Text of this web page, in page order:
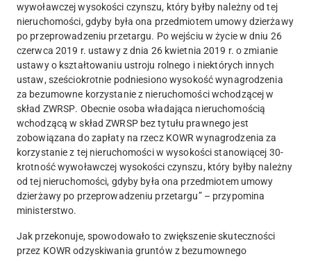
wywoławczej wysokości czynszu, który byłby należny od tej
nieruchomości, gdyby była ona przedmiotem umowy dzierżawy
po przeprowadzeniu przetargu. Po wejściu w życie w dniu 26
czerwca 2019 r. ustawy z dnia 26 kwietnia 2019 r. o zmianie
ustawy o kształtowaniu ustroju rolnego i niektórych innych
ustaw, sześciokrotnie podniesiono wysokość wynagrodzenia
za bezumowne korzystanie z nieruchomości wchodzącej w
skład ZWRSP. Obecnie osoba władająca nieruchomością
wchodzącą w skład ZWRSP bez tytułu prawnego jest
zobowiązana do zapłaty na rzecz KOWR wynagrodzenia za
korzystanie z tej nieruchomości w wysokości stanowiącej 30-
krotność wywoławczej wysokości czynszu, który byłby należny
od tej nieruchomości, gdyby była ona przedmiotem umowy
dzierżawy po przeprowadzeniu przetargu” – przypomina
ministerstwo.
Jak przekonuje, spowodowało to zwiększenie skuteczności
przez KOWR odzyskiwania gruntów z bezumownego